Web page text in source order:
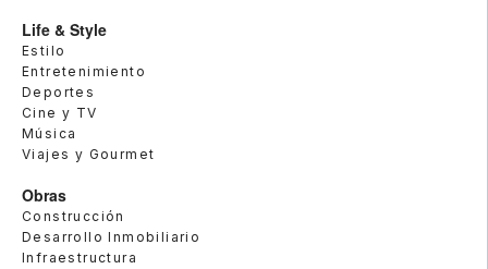
Life & Style
Estilo
Entretenimiento
Deportes
Cine y TV
Música
Viajes y Gourmet
Obras
Construcción
Desarrollo Inmobiliario
Infraestructura